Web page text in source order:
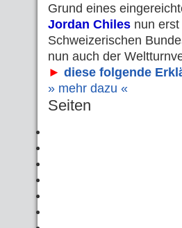
Grund eines
Jordan Chiles nun
Schweizerischen
nun auch der
► diese folgende
» mehr dazu «
Seiten